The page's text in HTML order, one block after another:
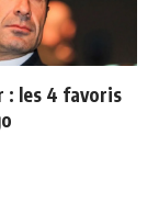
: les 4 favoris